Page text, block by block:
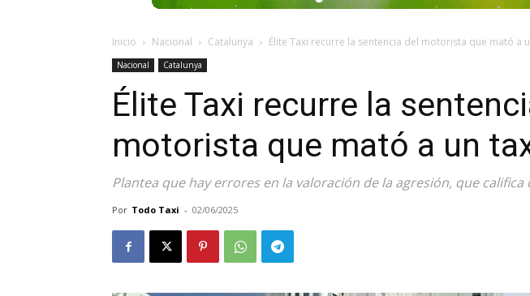
Inicio Nacional Catalunya Élite Taxi recurre la sentencia del motorista que mató a
Nacional Catalunya
Élite Taxi recurre la
motorista que mató a un
Plantea que hay errores en la valoración de la agresión, que
Por Todo Taxi - 02/06/2025